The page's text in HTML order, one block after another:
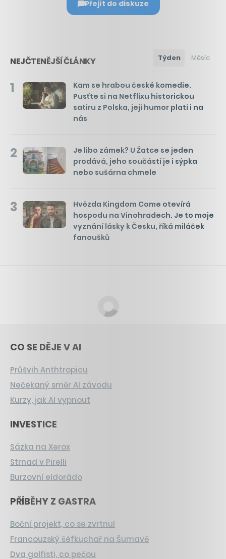
Přejít do diskuze
NEJČTENĚJŠÍ ČLÁNKY Týden Měsíc
1
Kam se hrabou české komedie.
Pusťte si na Netflixu historickou
satiru z Polska, její humor platí i na
nás
2
Je libo zámek? U Žatce se jeden
prodává, jeho součástí je i sýpka
nebo sušárna chmele
3
Hvězda Kingdom Come otevírá
hospodu na Vinohradech. Je to moje
vyznání lásky k Česku, říká miláček
fanoušků
CO SE DĚJE V AI
Průšvih Anthtropicu
Nečekaný směr AI závodu
Kurzy, jak AI vypnout
INVESTICE
Sázka na Xerox
Strnad v Pirelli
Burzovní eldorádo
PŘÍBĚHY Z GASTRA
Boční projekt, co se zvrtnul
Francouzský šéfkuchař na Šumavě
Dva golfisti, co pečou